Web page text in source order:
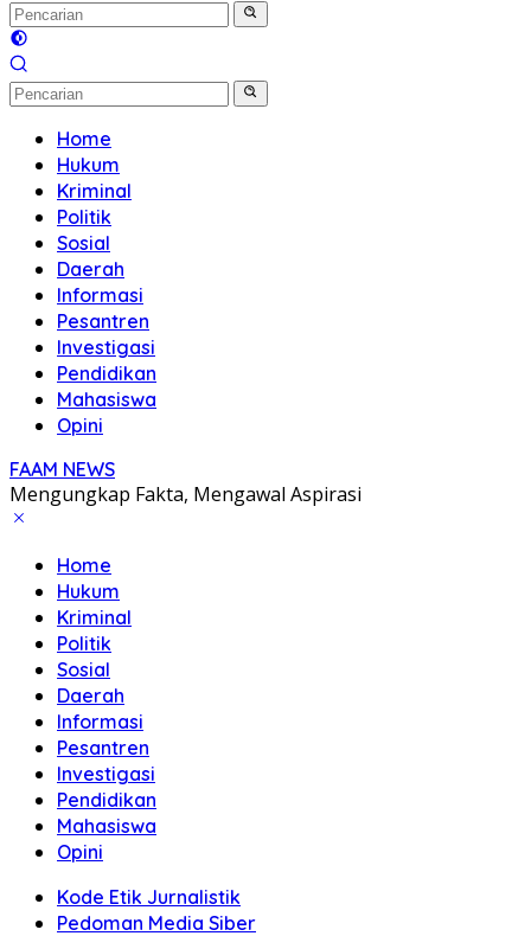
Home
Hukum
Kriminal
Politik
Sosial
Daerah
Informasi
Pesantren
Investigasi
Pendidikan
Mahasiswa
Opini
FAAM NEWS
Mengungkap Fakta, Mengawal Aspirasi
Home
Hukum
Kriminal
Politik
Sosial
Daerah
Informasi
Pesantren
Investigasi
Pendidikan
Mahasiswa
Opini
Kode Etik Jurnalistik
Pedoman Media Siber